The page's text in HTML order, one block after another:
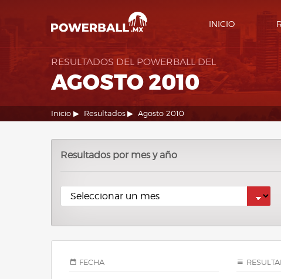
INICIO
RESULTADOS DEL POWERBALL DEL
AGOSTO 2010
Inicio Resultados Agosto 2010
Resultados por mes y año
FECHA